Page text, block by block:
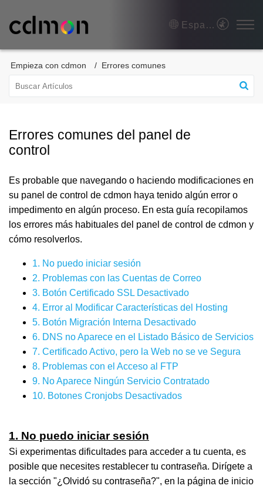
Español (España)
Empieza con cdmon Errores comunes
Errores comunes del panel de
control
Es probable que navegando o haciendo modificaciones en
su panel de control de cdmon haya tenido algún error o
impedimento en algún proceso. En esta guía recopilamos
los errores más habituales del panel de control de cdmon y
cómo resolverlos.
1. No puedo iniciar sesión
2. Problemas con las Cuentas de Correo
3. Botón Certificado SSL Desactivado
4. Error al Modificar Características del Hosting
5. Botón Migración Interna Desactivado
6. DNS no Aparece en el Listado Básico de Servicios
7. Certificado Activo, pero la Web no se ve Segura
8. Problemas con el Acceso al FTP
9. No Aparece Ningún Servicio Contratado
10. Botones Cronjobs Desactivados
1. No puedo iniciar sesión
Si experimentas dificultades para acceder a tu cuenta, es
posible que necesites restablecer tu contraseña. Dirígete a
la sección "¿Olvidó su contraseña?", en la página de inicio